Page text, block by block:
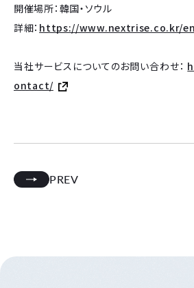
開催場所：韓国・ソウル
詳細： https://www.nextrise.co.kr/en
当社サービスについてのお問い合わせ：
ontact/
PREV